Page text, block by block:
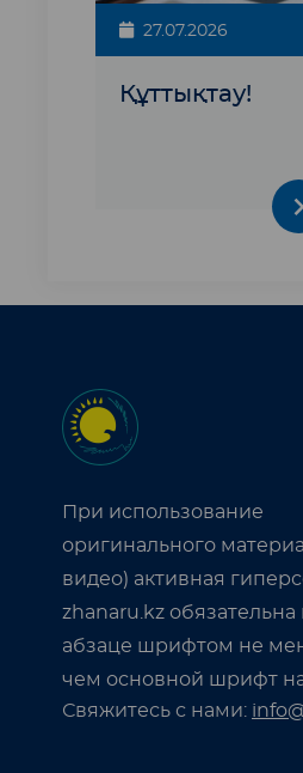
27.07.2026
Құттықтау!
При использование
оригинального
видео) активная
zhanaru.kz
абзаце шрифтом не
чем основной шрифт
Свяжитесь с нами: